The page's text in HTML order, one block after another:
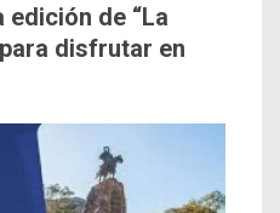
edición de “La
disfrutar en